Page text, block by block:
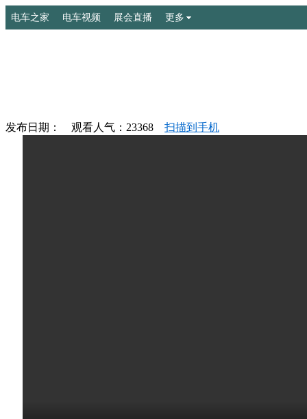
电车之家 电车视频 展会直播 更多
发布日期： 观看人气： 23368 扫描到手机